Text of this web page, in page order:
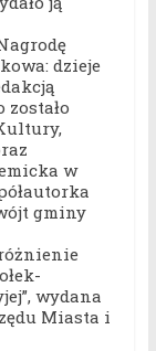
dzieje
zostało
w
gminy
wydana
Miasta i